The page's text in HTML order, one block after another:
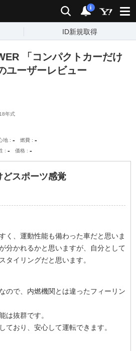
検索 通知
i
ID新規取得
「コンパクトカーだけ
ユーザーレビュー
年式
地 - 燃費 -
- 価格 -
どスポーツ感覚
く、運動性能も備わった車だと思いま
分かれるかと思いますが、自分として
タイリングだと思います。
ので、内燃機関とは違ったフィーリン
は抜群です。
ており、安心して運転できます。